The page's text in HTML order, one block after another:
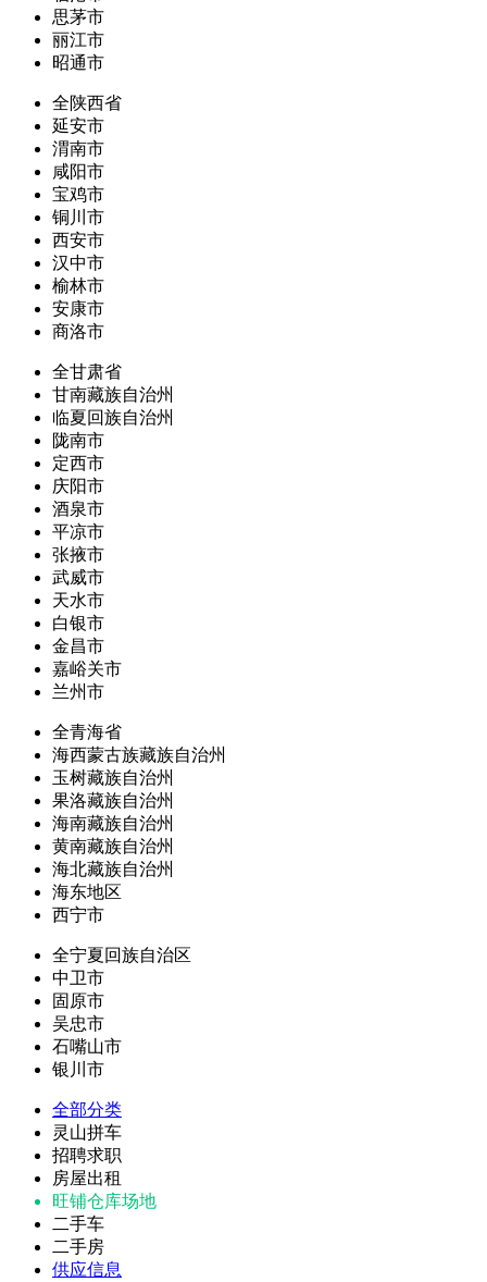
思茅市
丽江市
昭通市
全陕西省
延安市
渭南市
咸阳市
宝鸡市
铜川市
西安市
汉中市
榆林市
安康市
商洛市
全甘肃省
甘南藏族自治州
临夏回族自治州
陇南市
定西市
庆阳市
酒泉市
平凉市
张掖市
武威市
天水市
白银市
金昌市
嘉峪关市
兰州市
全青海省
海西蒙古族藏族自治州
玉树藏族自治州
果洛藏族自治州
海南藏族自治州
黄南藏族自治州
海北藏族自治州
海东地区
西宁市
全宁夏回族自治区
中卫市
固原市
吴忠市
石嘴山市
银川市
全部分类
灵山拼车
招聘求职
房屋出租
旺铺仓库场地
二手车
二手房
供应信息